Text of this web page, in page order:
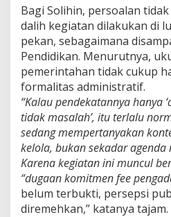
i
d
i
k
a
n
L
u
m
p
u
h
”
Bagi Solihin, persoalan
dalih kegiatan dilakukan di
pekan, sebagaimana
Pendidikan. Menurutnya,
pemerintahan tidak cukup
formalitas administratif.
“Kalau pendekatannya hanya
tidak masalah’, itu terlalu
sedang mempertanyakan
kelola, bukan sekadar agenda
Karena kegiatan ini muncul
“dugaan komitmen fee
belum terbukti, persepsi
diremehkan,” katanya tajam.